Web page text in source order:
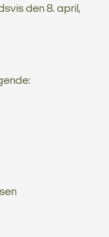
den 8. april,